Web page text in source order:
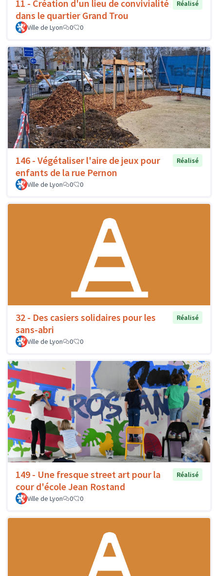
11 - Création d'un lieu de convivialité
dans le quartier Grand Trou
Réalisé
Ville de Lyon 0 0
146 - Végétaliser l'aire de jeux pour
enfants de la rue Pernon
Réalisé
Ville de Lyon 0 0
32 - Des casiers solidaires pour les
sans-abri
Réalisé
Ville de Lyon 0 0
149 - Une fresque street art pour la
cour d'école Jean Rostand
Réalisé
Ville de Lyon 0 0